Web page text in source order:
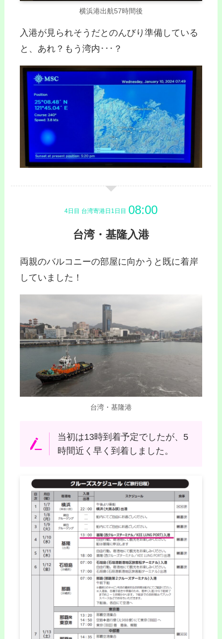
横浜港出航57時間後
入港が見られそうだとのんびり準備している
と、あれ？もう湾内･･･？
4日目 台湾寄港日1日目
台湾・基隆入港
両親のバルコニーの部屋に向かうと既に着岸
していました！
台湾・基隆港
当初は13時到着予定でしたが、5
時間近く早く到着しました。